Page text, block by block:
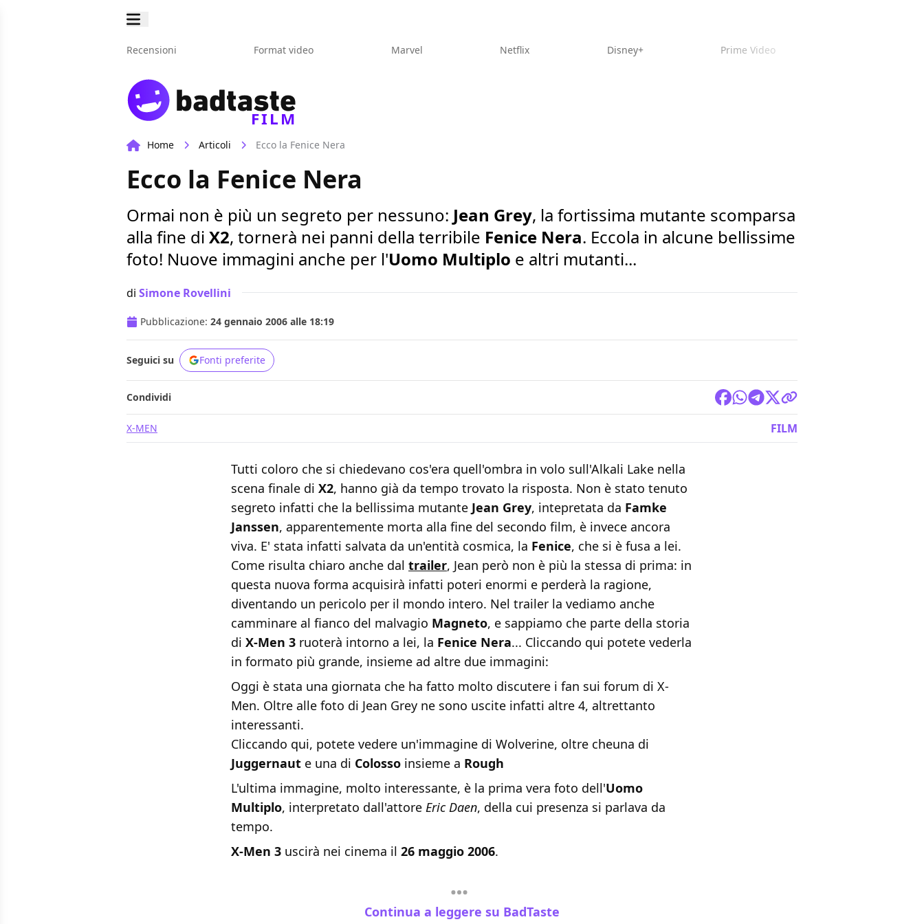
Recensioni Format video Marvel Netflix Disney+ Prime Video
FILM
Home Articoli Ecco la Fenice Nera
Ecco la Fenice Nera
Ormai non è più un segreto per nessuno: Jean Grey, la fortissima mutante scomparsa
alla fine di X2, tornerà nei panni della terribile Fenice Nera. Eccola in alcune bellissime
foto! Nuove immagini anche per l'Uomo Multiplo e altri mutanti...
di Simone Rovellini
Pubblicazione: 24 gennaio 2006 alle 18:19
Seguici su Fonti preferite
Condividi
X-MEN FILM
Tutti coloro che si chiedevano cos'era quell'ombra in volo sull'Alkali Lake nella
scena finale di X2, hanno già da tempo trovato la risposta. Non è stato tenuto
segreto infatti che la bellissima mutante Jean Grey, intepretata da Famke
Janssen, apparentemente morta alla fine del secondo film, è invece ancora
viva. E' stata infatti salvata da un'entità cosmica, la Fenice, che si è fusa a lei.
Come risulta chiaro anche dal trailer, Jean però non è più la stessa di prima: in
questa nuova forma acquisirà infatti poteri enormi e perderà la ragione,
diventando un pericolo per il mondo intero. Nel trailer la vediamo anche
camminare al fianco del malvagio Magneto, e sappiamo che parte della storia
di X-Men 3 ruoterà intorno a lei, la Fenice Nera... Cliccando qui potete vederla
in formato più grande, insieme ad altre due immagini:
Oggi è stata una giornata che ha fatto molto discutere i fan sui forum di X-
Men. Oltre alle foto di Jean Grey ne sono uscite infatti altre 4, altrettanto
interessanti.
Cliccando qui, potete vedere un'immagine di Wolverine, oltre cheuna di
Juggernaut e una di Colosso insieme a Rough
L'ultima immagine, molto interessante, è la prima vera foto dell'Uomo
Multiplo, interpretato dall'attore Eric Daen, della cui presenza si parlava da
tempo.
X-Men 3 uscirà nei cinema il 26 maggio 2006.
Continua a leggere su BadTaste